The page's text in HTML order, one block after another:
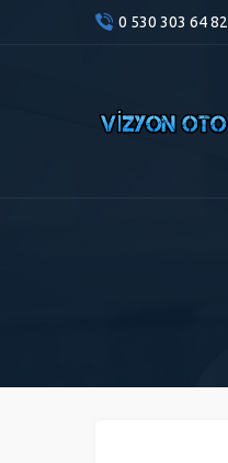
0 530 303 64 82